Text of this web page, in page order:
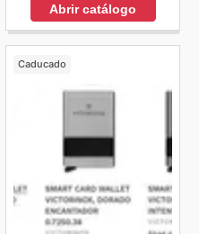
Abrir catálogo
Caducado